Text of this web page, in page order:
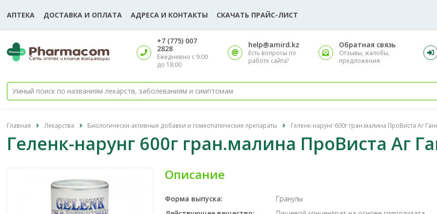
АПТЕКА ДОСТАВКА И ОПЛАТА АДРЕСА И КОНТАКТЫ СКАЧАТЬ ПРАЙС-ЛИСТ
‎+7 (775) 007
2828
Ежедневно с 9:00
до 18:00
help@amird.kz
Есть вопросы по
работе сайта?
Обратная связь
Отзывы, жалобы,
предложения
Главная Лекарства Биологически-активные добавки и гомеопатические препараты Геленк-нарунг 600г гран.малина ПроВиста Аг
Геленк-нарунг 600г гран.малина ПроВиста Аг
Описание
Форма выпуска:
Гранулы